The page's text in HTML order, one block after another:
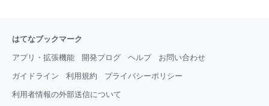
はてなブックマーク
アプリ・拡張機能 開発ブログ ヘルプ お問い合わせ
ガイドライン 利用規約 プライバシーポリシー
利用者情報の外部送信について